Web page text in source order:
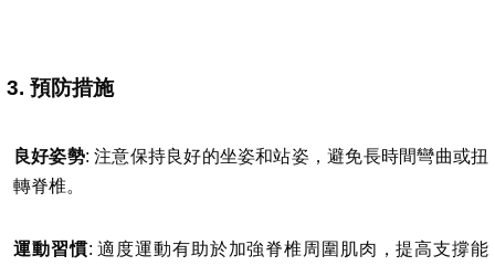
3. 預防措施
良好姿勢: 注意保持良好的坐姿和站姿，避免長時間彎曲或扭
轉脊椎。
運動習慣: 適度運動有助於加強脊椎周圍肌肉，提高支撐能